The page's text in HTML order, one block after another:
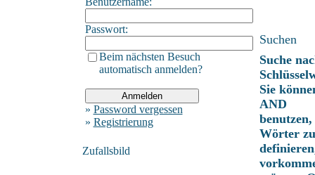
Passwort:
Beim nächsten Besuch
automatisch anmelden?
» Password vergessen
» Registrierung
Zufallsbild
Suchen
Suche
Sie
AND
Wörter zu